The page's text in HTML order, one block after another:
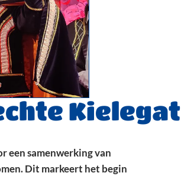
Kielegat
een samenwerking van
Dit markeert het begin